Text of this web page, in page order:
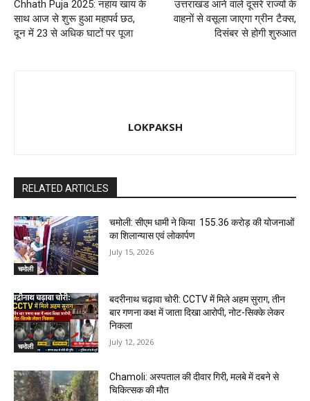
Chhath Puja 2025: नहाय खाय के
साथ आज से शुरू हुआ महापर्व छठ,
दून में 23 से अधिक घाटों पर पूजा
उत्तराखंड आने वाले दूसरे राज्यों के
वाहनों से वसूला जाएगा ग्रीन टैक्स,
दिसंबर से होगी शुरुआत
LOKPAKSH
RELATED ARTICLES
चमोली
चमोली: सीएम धामी ने किया ₹ 155.36 करोड़ की योजनाओं
का शिलान्यास एवं लोकार्पण
July 15, 2026
चमोली
बदरीनाथ चढ़ावा चोरी: CCTV में मिले अहम सुराग, तीन
बार गणना कक्ष में जाता दिखा आरोपी, नोट-सिक्के लेकर
निकला
July 12, 2026
Chamoli: अस्पताल की दीवार गिरी, मलबे में दबने से
चिकित्सक की मौत